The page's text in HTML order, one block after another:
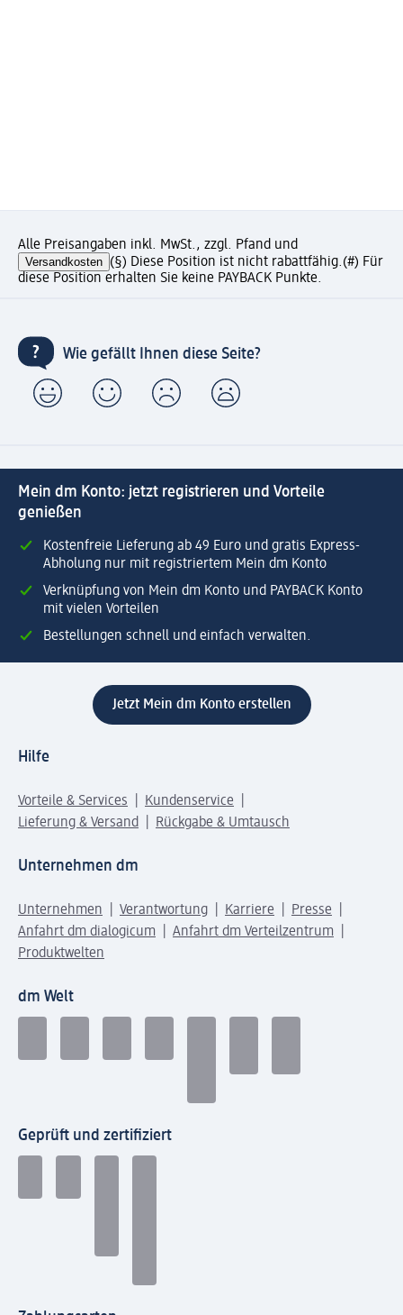
Alle Preisangaben inkl. MwSt., zzgl. Pfand und
Versandkosten (§) Diese Position ist nicht rabattfähig.(#) Für
diese Position erhalten Sie keine PAYBACK Punkte.
Wie gefällt Ihnen diese Seite?
Mein dm Konto: jetzt registrieren und Vorteile
genießen
Kostenfreie Lieferung ab 49 Euro und gratis Express-
Abholung nur mit registriertem Mein dm Konto
Verknüpfung von Mein dm Konto und PAYBACK Konto
mit vielen Vorteilen
Bestellungen schnell und einfach verwalten.
Jetzt Mein dm Konto erstellen
Hilfe
Vorteile & Services
Kundenservice
Lieferung & Versand
Rückgabe & Umtausch
Unternehmen dm
Unternehmen Verantwortung Karriere
Presse
Anfahrt dm dialogicum
Anfahrt dm Verteilzentrum
Produktwelten
dm Welt
Geprüft und zertifiziert